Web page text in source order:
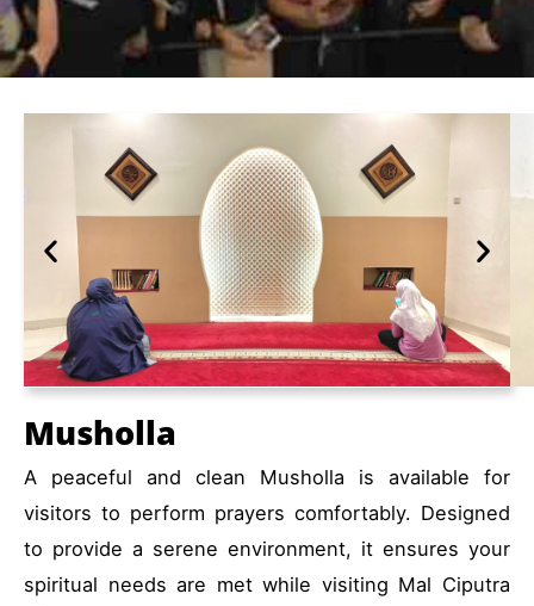
Musholla
A peaceful and clean Musholla is available for
visitors to perform prayers comfortably. Designed
to provide a serene environment, it ensures your
spiritual needs are met while visiting Mal Ciputra